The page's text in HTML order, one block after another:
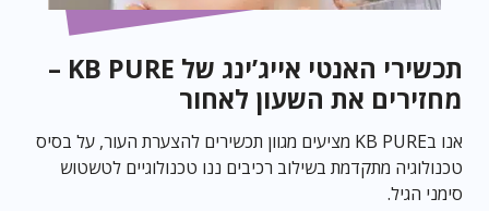
תכשירי האנטי אייג’ינג של KB PURE –
מחזירים את השעון לאחור
אנו בKB PURE מציעים מגוון תכשירים להצערת העור, על בסיס
טכנולוגיה מתקדמת בשילוב רכיבים ננו טכנולוגיים לטשטוש
סימני הגיל.